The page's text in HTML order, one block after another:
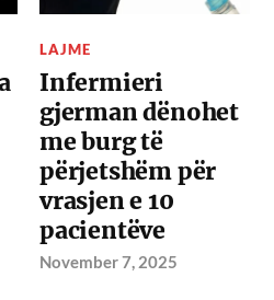
LAJME
Infermieri
gjerman dënohet
me burg të
përjetshëm për
vrasjen e 10
pacientëve
November 7, 2025